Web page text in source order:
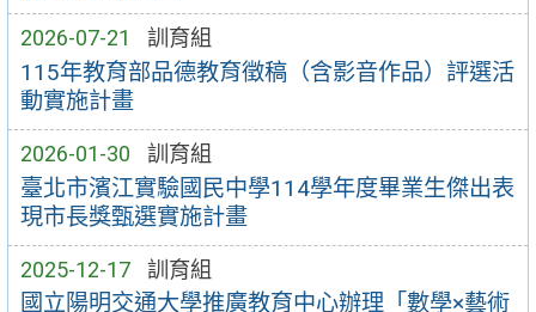
2026-07-21 訓育組
115年教育部品德教育徵稿（含影音作品）評選活
動實施計畫
2026-01-30 訓育組
臺北市濱江實驗國民中學114學年度畢業生傑出表
現市長獎甄選實施計畫
2025-12-17 訓育組
國立陽明交通大學推廣教育中心辦理「數學×藝術